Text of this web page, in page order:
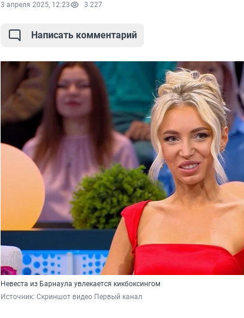
3 апреля 2025, 12:23 3 227
Написать комментарий
Невеста из Барнаула увлекается кикбоксингом
Источник: Скриншот видео Первый канал